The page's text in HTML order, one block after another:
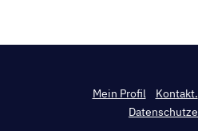
Mein Profil Kontakt.